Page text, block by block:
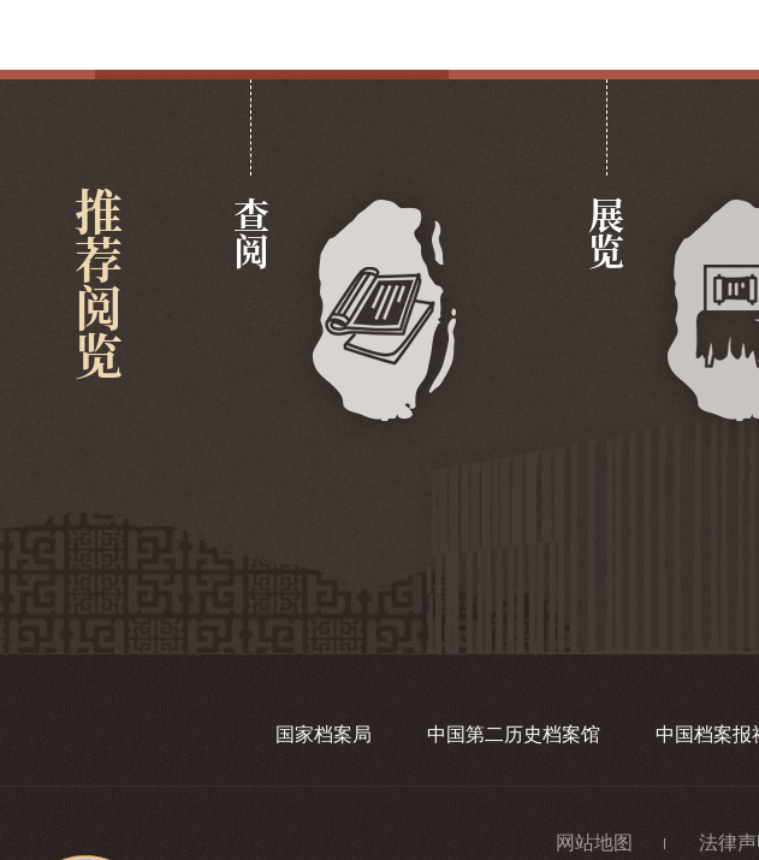
推荐阅览 查阅 展览
国家档案局 中国第二历史档案馆 中国档案报
网站地图 法律